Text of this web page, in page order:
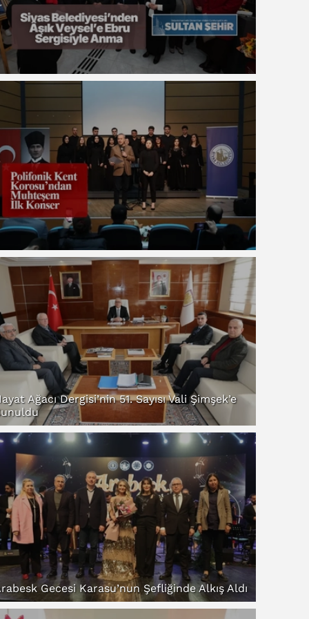
Ağacı Dergisi’nin 51. Sayısı Vali Şimşek’e
Gecesi Karasu’nun Şefliğinde Alkış Aldı